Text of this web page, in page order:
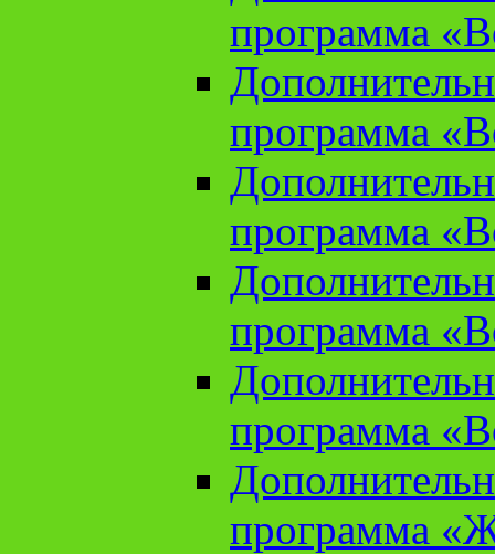
программа
программа
программа
программа
программа
программа